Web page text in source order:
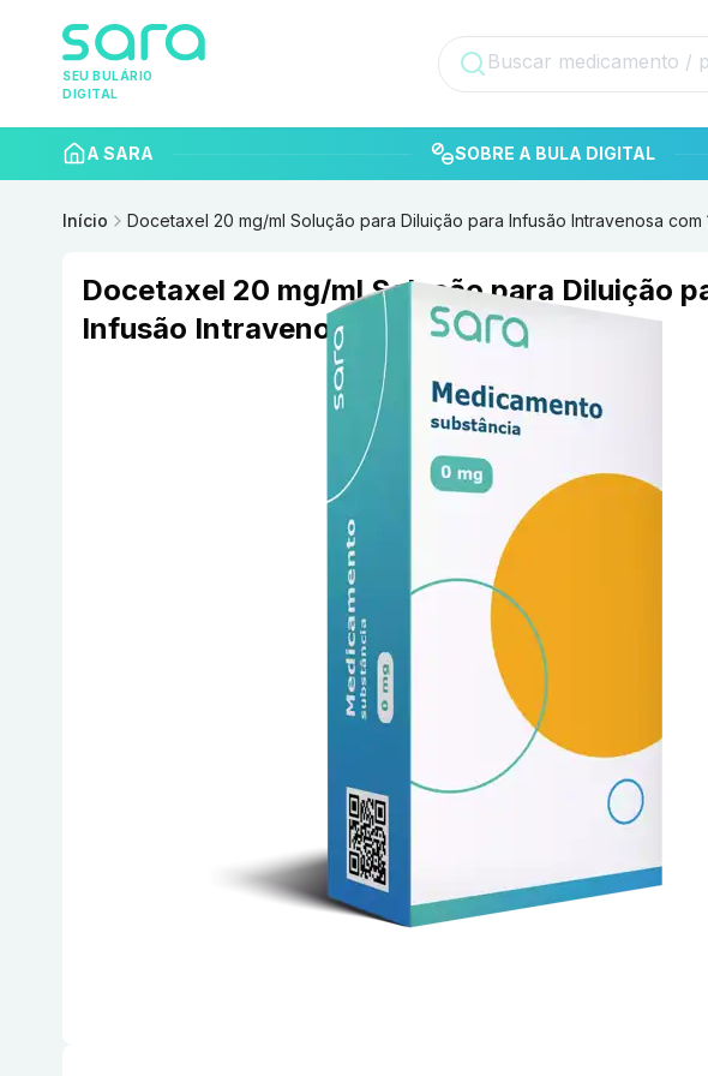
SEU BULÁRIO
DIGITAL
A SARA SOBRE A BULA DIGITAL
Início Docetaxel 20 mg/ml Solução para Diluição para Infusão Intravenosa com
Docetaxel 20 mg/ml Solução para Diluição
Infusão Intravenosa com 1 ml BLAU